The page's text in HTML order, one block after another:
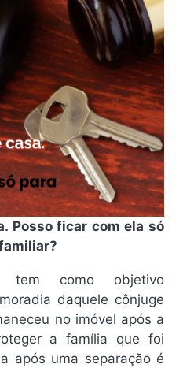
Posso ficar com ela só
tem como objetivo
daquele cônjuge
no imóvel após a
a família que foi
após uma separação é